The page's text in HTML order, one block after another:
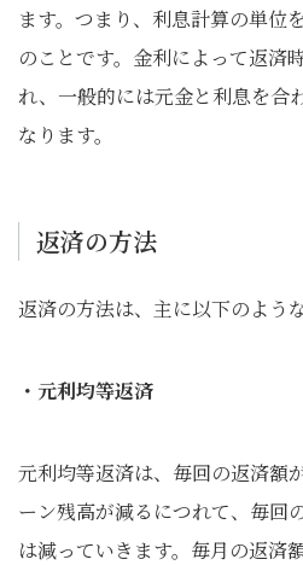
ます。つまり、利息計算の単位
のことです。金利によって返済
れ、一般的には元金と利息を合
なります。
返済の方法
返済の方法は、主に以下のよう
・元利均等返済
元利均等返済は、毎回の返済額
ーン残高が減るにつれて、毎回
は減っていきます。毎月の返済